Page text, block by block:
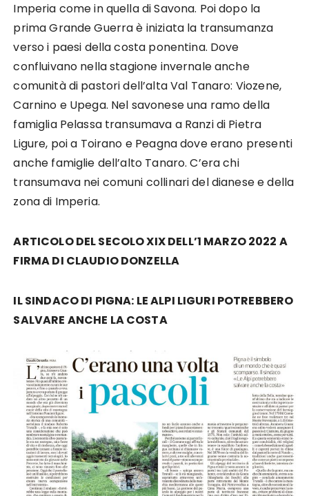
Imperia come in quella di Savona. Poi dopo la
prima Grande Guerra è iniziata la transumanza
verso i paesi della costa ponentina. Dove
confluivano nella stagione invernale anche
comunità di pastori dell’alta Val Tanaro: Viozene,
Carnino e Upega. Nel savonese una ramo della
famiglia Pelassa transumava a Ranzi di Pietra
Ligure, poi a Toirano e Peagna dove erano presenti
anche famiglie dell’alto Tanaro. C’era chi
transumava nei comuni collinari del dianese e della
zona di Imperia.
ARTICOLO DEL SECOLO XIX DELL’1 MARZO 2022 A
FIRMA DI CLAUDIO DONZELLA
IL SINDACO DI PIGNA: LE ALPI LIGURI POTREBBERO
SALVARE ANCHE LA COSTA